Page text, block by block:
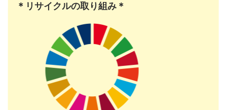
＊リサイクルの取り組み＊